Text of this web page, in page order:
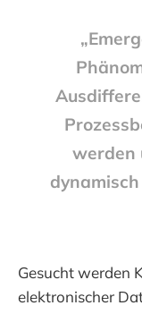
werden
Gesucht werden
elektronischer